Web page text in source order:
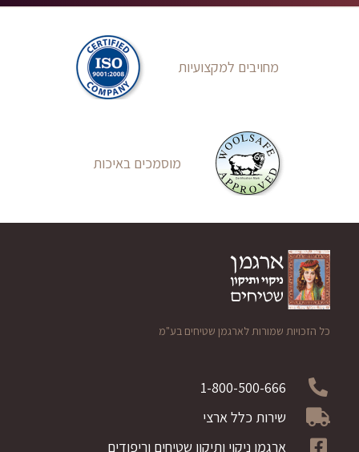
מוסמכים באיכות
מחויבים למקצועיות
כל הזכויות שמורות לארגמן שטיחים בע"מ
1-800-500-666
שירות כלל ארצי
ארגמן ניקוי ותיקון שטיחים וריפודים